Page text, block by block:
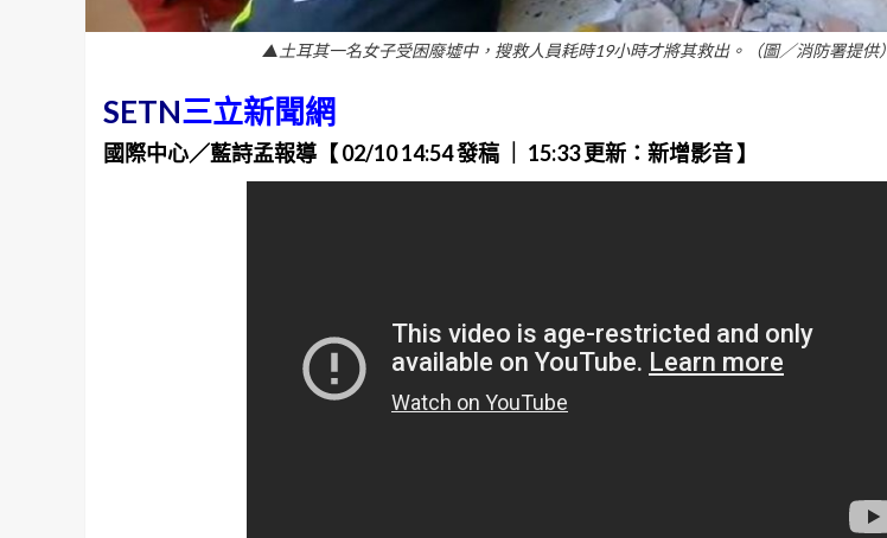
▲土耳其一名女子受困廢墟中，搜救人員耗時19小時才將其救出。（圖／消防署提供）
SETN三立新聞網
國際中心／藍詩孟報導【 02/10 14:54 發稿 ｜ 15:33 更新：新增影音 】